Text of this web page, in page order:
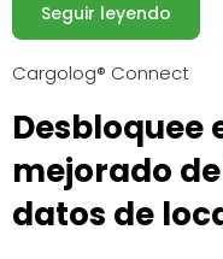
Seguir leyendo
Cargolog® Connect
Desbloquee
mejorado
datos de